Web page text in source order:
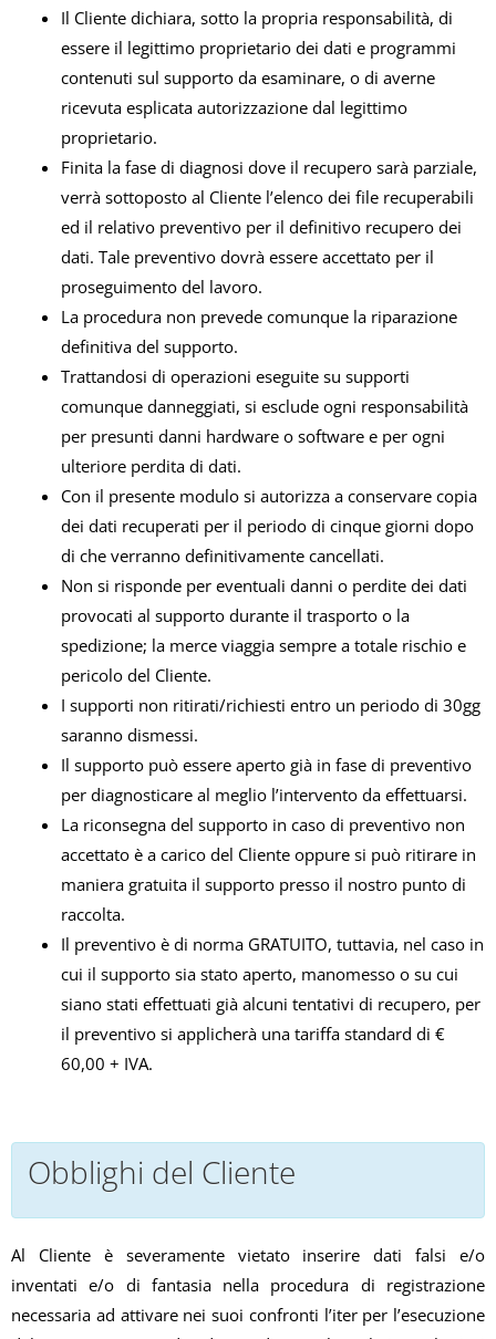
Il Cliente dichiara, sotto la propria responsabilità, di
essere il legittimo proprietario dei dati e programmi
contenuti sul supporto da esaminare, o di averne
ricevuta esplicata autorizzazione dal legittimo
proprietario.
Finita la fase di diagnosi dove il recupero sarà parziale,
verrà sottoposto al Cliente l’elenco dei file recuperabili
ed il relativo preventivo per il definitivo recupero dei
dati. Tale preventivo dovrà essere accettato per il
proseguimento del lavoro.
La procedura non prevede comunque la riparazione
definitiva del supporto.
Trattandosi di operazioni eseguite su supporti
comunque danneggiati, si esclude ogni responsabilità
per presunti danni hardware o software e per ogni
ulteriore perdita di dati.
Con il presente modulo si autorizza a conservare copia
dei dati recuperati per il periodo di cinque giorni dopo
di che verranno definitivamente cancellati.
Non si risponde per eventuali danni o perdite dei dati
provocati al supporto durante il trasporto o la
spedizione; la merce viaggia sempre a totale rischio e
pericolo del Cliente.
I supporti non ritirati/richiesti entro un periodo di 30gg
saranno dismessi.
Il supporto può essere aperto già in fase di preventivo
per diagnosticare al meglio l’intervento da effettuarsi.
La riconsegna del supporto in caso di preventivo non
accettato è a carico del Cliente oppure si può ritirare in
maniera gratuita il supporto presso il nostro punto di
raccolta.
Il preventivo è di norma GRATUITO, tuttavia, nel caso in
cui il supporto sia stato aperto, manomesso o su cui
siano stati effettuati già alcuni tentativi di recupero, per
il preventivo si applicherà una tariffa standard di €
60,00 + IVA.
Obblighi del Cliente
Al Cliente è severamente vietato inserire dati falsi e/o
inventati e/o di fantasia nella procedura di registrazione
necessaria ad attivare nei suoi confronti l’iter per l’esecuzione